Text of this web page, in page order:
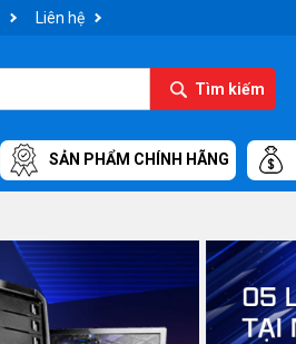
Liên hệ
Tìm kiếm
SẢN PHẨM CHÍNH HÃNG